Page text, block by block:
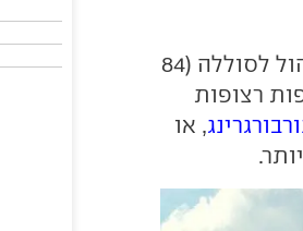
כמו בגרסה הסטנדרטית, גם כאן יש שני מצבי ניהול לסוללה (84
רצופות
, או